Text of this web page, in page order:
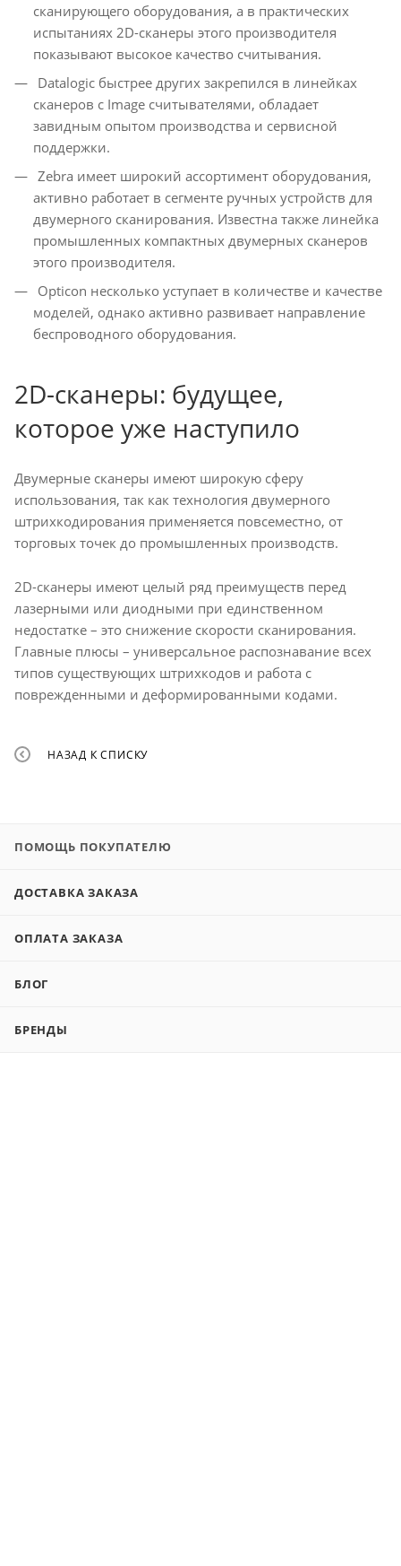
сканирующего оборудования, а в практических
испытаниях 2D-сканеры этого производителя
показывают высокое качество считывания.
Datalogic быстрее других закрепился в линейках
сканеров с Image считывателями, обладает
завидным опытом производства и сервисной
поддержки.
Zebra имеет широкий ассортимент оборудования,
активно работает в сегменте ручных устройств для
двумерного сканирования. Известна также линейка
промышленных компактных двумерных сканеров
этого производителя.
Opticon несколько уступает в количестве и качестве
моделей, однако активно развивает направление
беспроводного оборудования.
2D-сканеры: будущее,
которое уже наступило
Двумерные сканеры имеют широкую сферу
использования, так как технология двумерного
штрихкодирования применяется повсеместно, от
торговых точек до промышленных производств.
2D-сканеры имеют целый ряд преимуществ перед
лазерными или диодными при единственном
недостатке – это снижение скорости сканирования.
Главные плюсы – универсальное распознавание всех
типов существующих штрихкодов и работа с
поврежденными и деформированными кодами.
НАЗАД К СПИСКУ
ПОМОЩЬ ПОКУПАТЕЛЮ
ДОСТАВКА ЗАКАЗА
ОПЛАТА ЗАКАЗА
БЛОГ
БРЕНДЫ